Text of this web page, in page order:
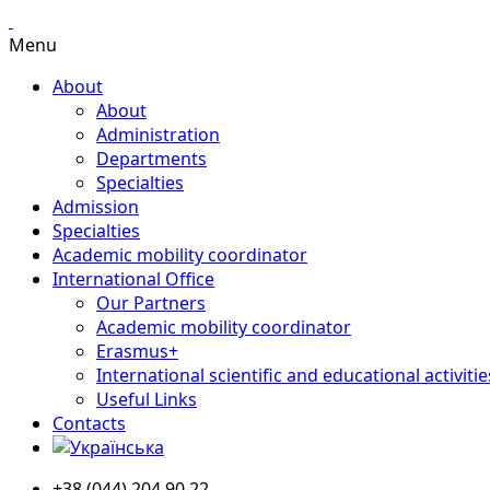
Menu
About
About
Administration
Departments
Specialties
Admission
Specialties
Academic mobility coordinator
International Office
Our Partners
Academic mobility coordinator
Erasmus+
International scientific and educational
Useful Links
Contacts